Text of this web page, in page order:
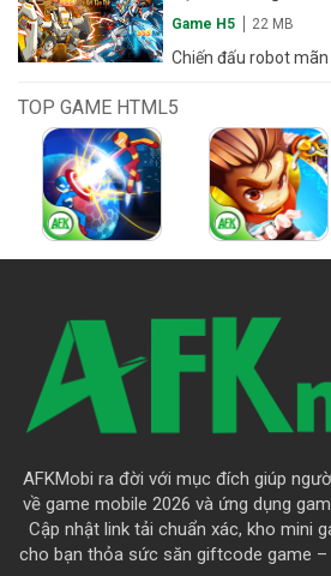
Game H5 22 MB
Chiến đấu robot mãn
TOP GAME HTML5
AFKMobi ra đời với mục đích giúp
về game mobile 2026 và ứng dụng
Cập nhật link tải chuẩn xác, kho mini
cho bạn thỏa sức săn giftcode game